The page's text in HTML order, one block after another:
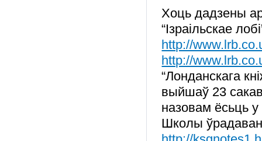
Хоць дадзены
“Ізраільскае
http://
http://
“Лонданскага
выйшаў 23
назовам ёсьць
Школы